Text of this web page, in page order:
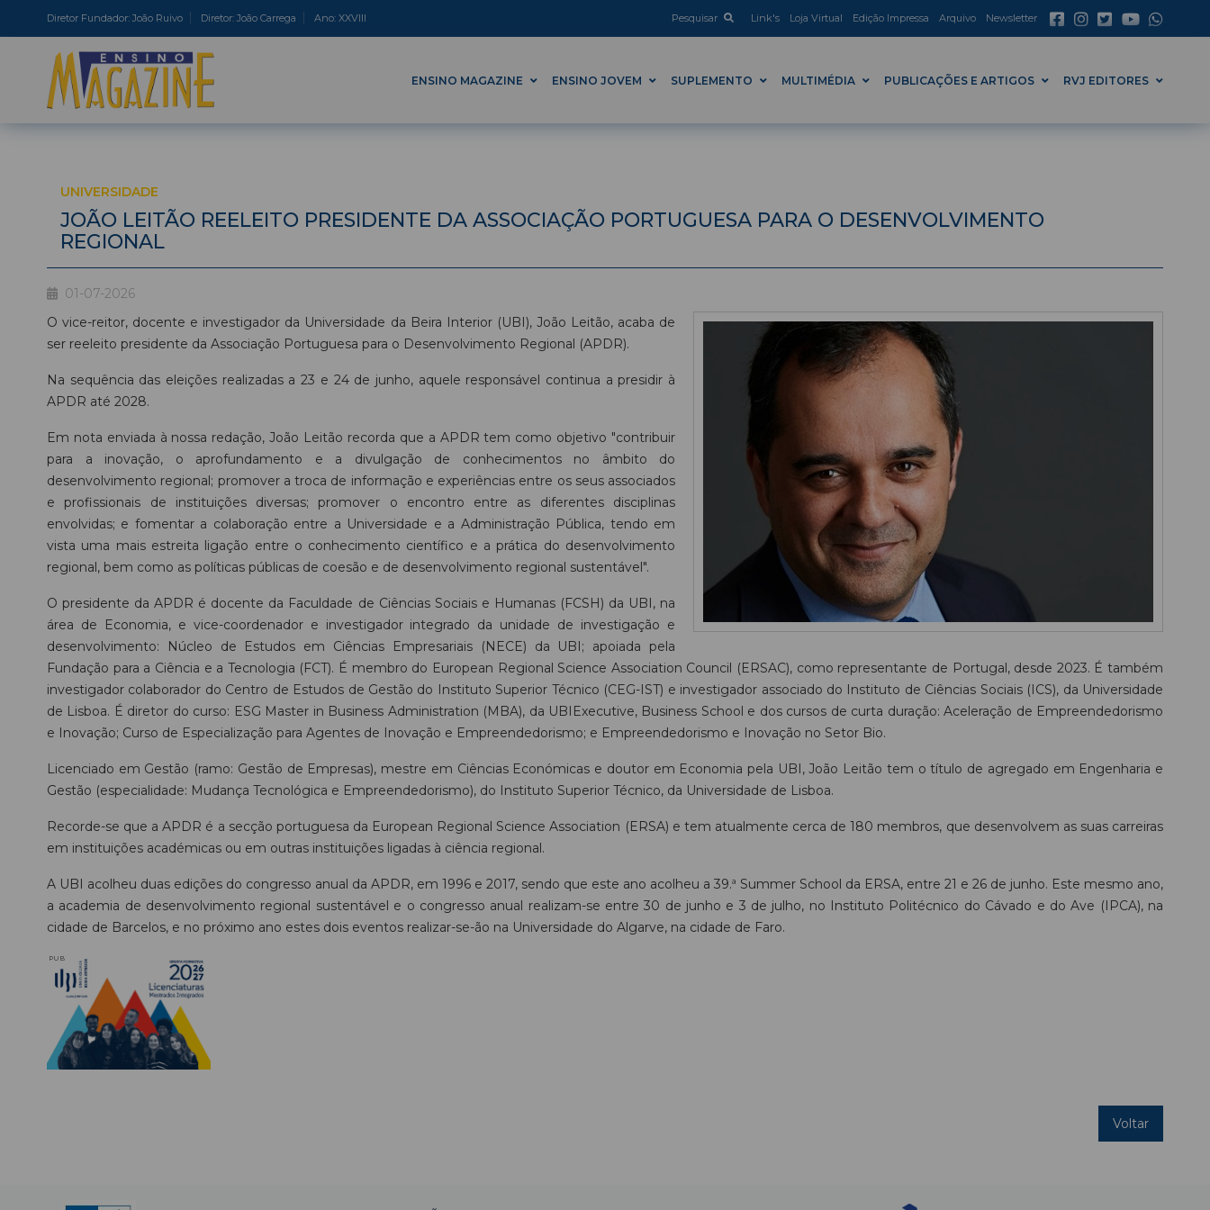
Diretor Fundador: João Ruivo Diretor: João Carrega Ano: XXVIII Pesquisar Link's Loja Virtual Edição Impressa Arquivo Newsletter
ENSINO MAGAZINE ENSINO JOVEM SUPLEMENTO MULTIMÉDIA PUBLICAÇÕES E ARTIGOS RVJ EDITORES
UNIVERSIDADE
JOÃO LEITÃO REELEITO PRESIDENTE DA ASSOCIAÇÃO PORTUGUESA PARA O DESENVOLVIMENTO
REGIONAL
01-07-2026
O vice-reitor, docente e investigador da Universidade da Beira Interior (UBI), João Leitão, acaba de
ser reeleito presidente da Associação Portuguesa para o Desenvolvimento Regional (APDR).
Na sequência das eleições realizadas a 23 e 24 de junho, aquele responsável continua a presidir à
APDR até 2028.
Em nota enviada à nossa redação, João Leitão recorda que a APDR tem como objetivo "contribuir
para a inovação, o aprofundamento e a divulgação de conhecimentos no âmbito do
desenvolvimento regional; promover a troca de informação e experiências entre os seus associados
e profissionais de instituições diversas; promover o encontro entre as diferentes disciplinas
envolvidas; e fomentar a colaboração entre a Universidade e a Administração Pública, tendo em
vista uma mais estreita ligação entre o conhecimento científico e a prática do desenvolvimento
regional, bem como as políticas públicas de coesão e de desenvolvimento regional sustentável".
O presidente da APDR é docente da Faculdade de Ciências Sociais e Humanas (FCSH) da UBI, na
área de Economia, e vice-coordenador e investigador integrado da unidade de investigação e
desenvolvimento: Núcleo de Estudos em Ciências Empresariais (NECE) da UBI; apoiada pela
Fundação para a Ciência e a Tecnologia (FCT). É membro do European Regional Science Association Council (ERSAC), como representante de Portugal, desde 2023. É também
investigador colaborador do Centro de Estudos de Gestão do Instituto Superior Técnico (CEG-IST) e investigador associado do Instituto de Ciências Sociais (ICS), da Universidade
de Lisboa. É diretor do curso: ESG Master in Business Administration (MBA), da UBIExecutive, Business School e dos cursos de curta duração: Aceleração de Empreendedorismo
e Inovação; Curso de Especialização para Agentes de Inovação e Empreendedorismo; e Empreendedorismo e Inovação no Setor Bio.
Licenciado em Gestão (ramo: Gestão de Empresas), mestre em Ciências Económicas e doutor em Economia pela UBI, João Leitão tem o título de agregado em Engenharia e
Gestão (especialidade: Mudança Tecnológica e Empreendedorismo), do Instituto Superior Técnico, da Universidade de Lisboa.
Recorde-se que a APDR é a secção portuguesa da European Regional Science Association (ERSA) e tem atualmente cerca de 180 membros, que desenvolvem as suas carreiras
em instituições académicas ou em outras instituições ligadas à ciência regional.
A UBI acolheu duas edições do congresso anual da APDR, em 1996 e 2017, sendo que este ano acolheu a 39.ª Summer School da ERSA, entre 21 e 26 de junho. Este mesmo ano,
a academia de desenvolvimento regional sustentável e o congresso anual realizam-se entre 30 de junho e 3 de julho, no Instituto Politécnico do Cávado e do Ave (IPCA), na
cidade de Barcelos, e no próximo ano estes dois eventos realizar-se-ão na Universidade do Algarve, na cidade de Faro.
PUB
Voltar